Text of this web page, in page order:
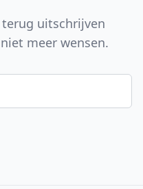
uitschrijven
meer wensen.